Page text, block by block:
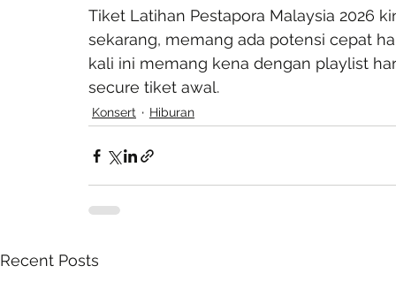
Tiket Latihan Pestapora Malaysia 2026
sekarang, memang ada potensi cepat
kali ini memang kena dengan playlist
secure tiket awal.
Konsert Hiburan
Recent Posts